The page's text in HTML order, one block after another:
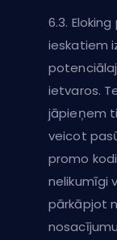
6.3.
ieskatiem
ietvaros.
jāpieņem
veicot
promo
nelikumīgi
pārkāpjot